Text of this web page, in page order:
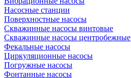
Насосные станции
Поверхностные насосы
Скважинные насосы винтовые
Скважинные насосы центробежные
Фекальные насосы
Циркуляционные насосы
Погружные насосы
Фонтанные насосы